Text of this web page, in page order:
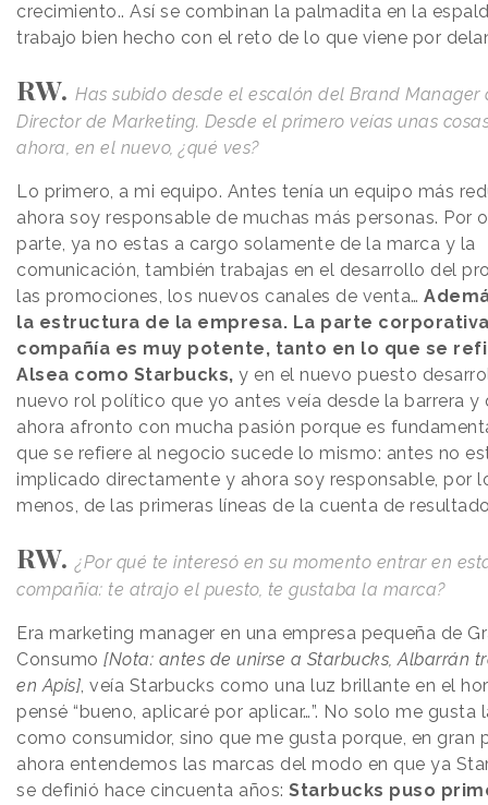
crecimiento.. Así se combinan la palmadita en la
trabajo bien hecho con el reto de lo que viene por
RW. Has subido desde el escalón del Brand Manager
Director de Marketing. Desde el primero veías unas
ahora, en el nuevo, ¿qué ves?
Lo primero, a mi equipo. Antes tenía un equipo más
ahora soy responsable de muchas más personas. Por
parte, ya no estas a cargo solamente de la marca y la
comunicación, también trabajas en el desarrollo del
las promociones, los nuevos canales de venta…
la estructura de la empresa. La parte
compañía es muy potente, tanto en lo que se
Alsea como Starbucks, y en el nuevo puesto
nuevo rol político que yo antes veía desde la barrera y
ahora afronto con mucha pasión porque es
que se refiere al negocio sucede lo mismo: antes no
implicado directamente y ahora soy responsable, por
menos, de las primeras líneas de la cuenta de
RW. ¿Por qué te interesó en su momento entrar en
compañía: te atrajo el puesto, te gustaba la marca?
Era marketing manager en una empresa pequeña de
Consumo [Nota: antes de unirse a Starbucks, Albarrán
en Apis], veía Starbucks como una luz brillante en el
pensé “bueno, aplicaré por aplicar…”. No solo me gusta
como consumidor, sino que me gusta porque, en gran
ahora entendemos las marcas del modo en que ya
se definió hace cincuenta años: Starbucks puso